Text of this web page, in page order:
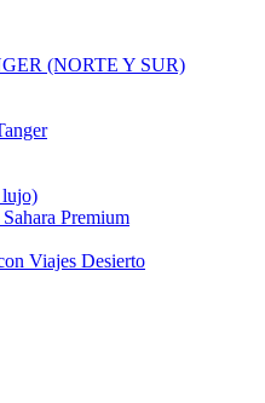
(NORTE Y SUR)
lujo)
Premium
Viajes Desierto